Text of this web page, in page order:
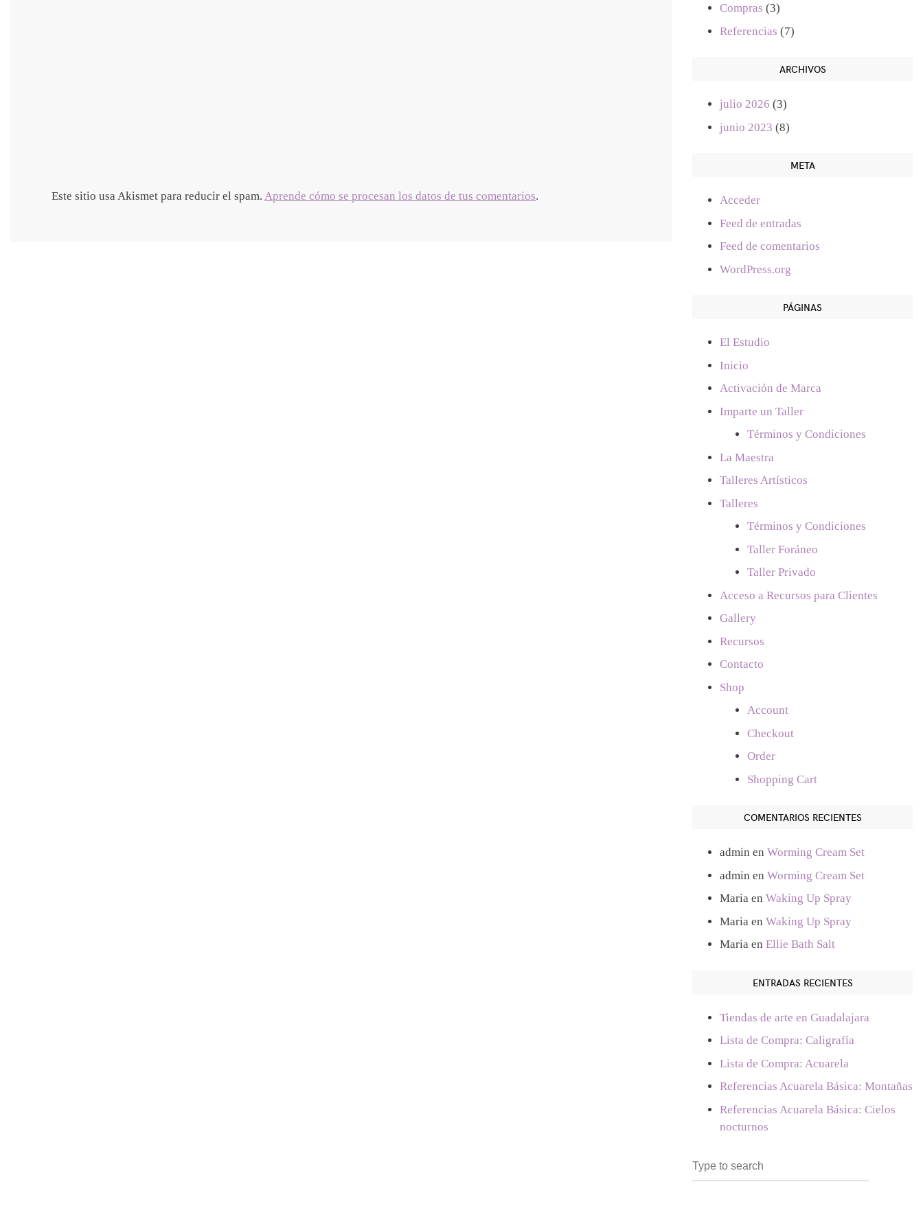
Este sitio usa Akismet para reducir el spam. Aprende cómo se procesan los datos de tus comentarios.
Compras (3)
Referencias (7)
ARCHIVOS
julio 2026 (3)
junio 2023 (8)
META
Acceder
Feed de entradas
Feed de comentarios
WordPress.org
PÁGINAS
El Estudio
Inicio
Activación de Marca
Imparte un Taller
Términos y Condiciones
La Maestra
Talleres Artísticos
Talleres
Términos y Condiciones
Taller Foráneo
Taller Privado
Acceso a Recursos para Clientes
Gallery
Recursos
Contacto
Shop
Account
Checkout
Order
Shopping Cart
COMENTARIOS RECIENTES
admin en Worming Cream Set
admin en Worming Cream Set
Maria en Waking Up Spray
Maria en Waking Up Spray
Maria en Ellie Bath Salt
ENTRADAS RECIENTES
Tiendas de arte en Guadalajara
Lista de Compra: Caligrafía
Lista de Compra: Acuarela
Referencias Acuarela Básica: Montañas
Referencias Acuarela Básica: Cielos
nocturnos
Search
for: